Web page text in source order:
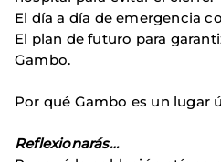
El día a día de emergencia
El plan de futuro para
Gambo.
Por qué Gambo es un lugar
Reflexionarás…